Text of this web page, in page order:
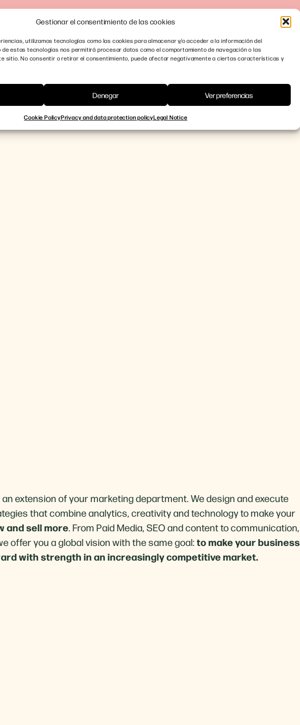
Gestionar el consentimiento de las cookies
utilizamos tecnologías como las cookies para almacenar y/o acceder a la información del
estas tecnologías nos permitirá procesar datos como el comportamiento de navegación o las
sitio. No consentir o retirar el consentimiento, puede afectar negativamente a ciertas características y
Denegar Ver preferencias
Cookie PolicyPrivacy and data protection policyLegal Notice
extension of your marketing department. We design and execute
that combine analytics, creativity and technology to make your
and sell more . From Paid Media, SEO and content to communication,
offer you a global vision with the same goal: to make your business
with strength in an increasingly competitive market.